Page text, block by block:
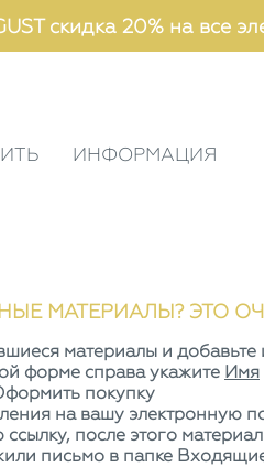
скидка 20% на все
ИНФОРМАЦИЯ
МАТЕРИАЛЫ? ЭТО
материалы и добавьте
форме справа укажите Имя
покупку
на вашу электронную
после этого
письмо в папке